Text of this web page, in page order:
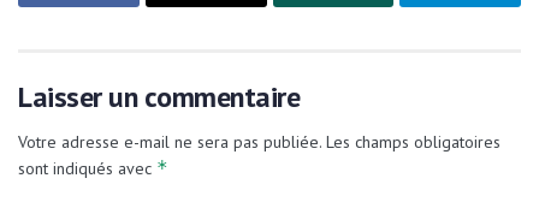
Laisser un commentaire
Votre adresse e-mail ne sera pas publiée. Les champs obligatoires
sont indiqués avec *